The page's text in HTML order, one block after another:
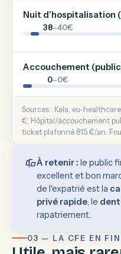
Nuit d'hospitalisation
38–40€
Accouchement
0–0€
Sources : Kela, eu-
€. Hôpital/accouchement
ticket plafonné 815 €/an.
À retenir : le public
excellent et bon
de l'expatrié est la
privé rapide, le
rapatriement.
03 — LA CFE EN